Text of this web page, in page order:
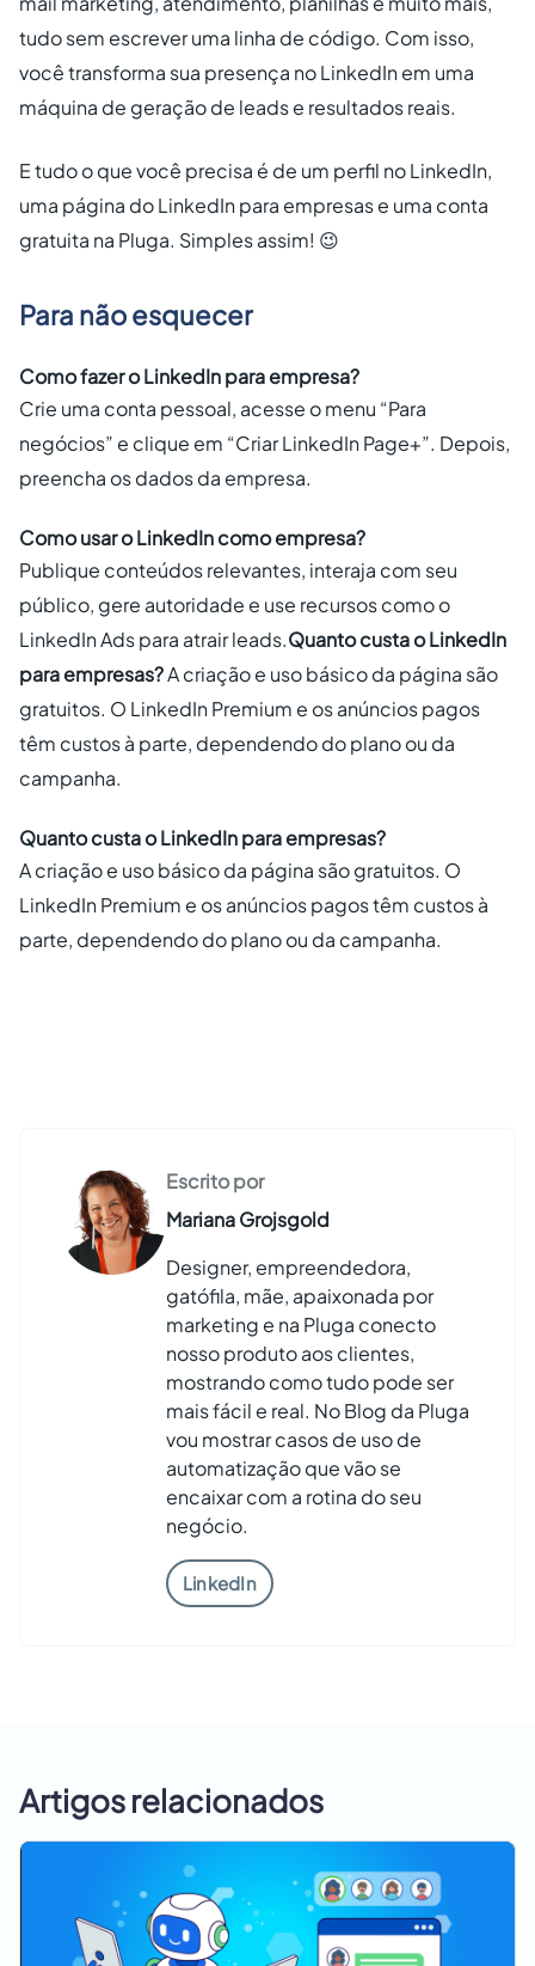
tudo sem escrever uma linha de código. Com isso,
você transforma sua presença no LinkedIn em uma
máquina de geração de leads e resultados reais.
E tudo o que você precisa é de um perfil no LinkedIn,
uma página do LinkedIn para empresas e uma conta
gratuita na Pluga. Simples assim! 😉
Para não esquecer
Como fazer o LinkedIn para empresa?
Crie uma conta pessoal, acesse o menu “Para
negócios” e clique em “Criar LinkedIn Page+”. Depois,
preencha os dados da empresa.
Como usar o LinkedIn como empresa?
Publique conteúdos relevantes, interaja com seu
público, gere autoridade e use recursos como o
LinkedIn Ads para atrair leads.Quanto custa o LinkedIn
para empresas?A criação e uso básico da página são
gratuitos. O LinkedIn Premium e os anúncios pagos
têm custos à parte, dependendo do plano ou da
campanha.
Quanto custa o LinkedIn para empresas?
A criação e uso básico da página são gratuitos. O
LinkedIn Premium e os anúncios pagos têm custos à
parte, dependendo do plano ou da campanha.
Escrito por
Mariana Grojsgold
Designer, empreendedora,
gatófila, mãe, apaixonada por
marketing e na Pluga conecto
nosso produto aos clientes,
mostrando como tudo pode ser
mais fácil e real. No Blog da Pluga
vou mostrar casos de uso de
automatização que vão se
encaixar com a rotina do seu
negócio.
LinkedIn
Artigos relacionados